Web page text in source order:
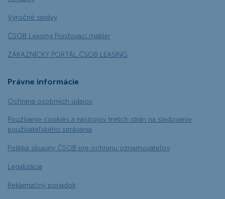
Výročné správy
ČSOB Leasing Poisťovací maklér
ZÁKAZNÍCKY PORTÁL ČSOB LEASING
Právne informácie
Ochrana osobných údajov
Používanie cookies a nástrojov tretích strán na sledovanie
používateľského správania
Politika skupiny ČSOB pre ochranu oznamovateľov
Legalizácia
Reklamačný poriadok